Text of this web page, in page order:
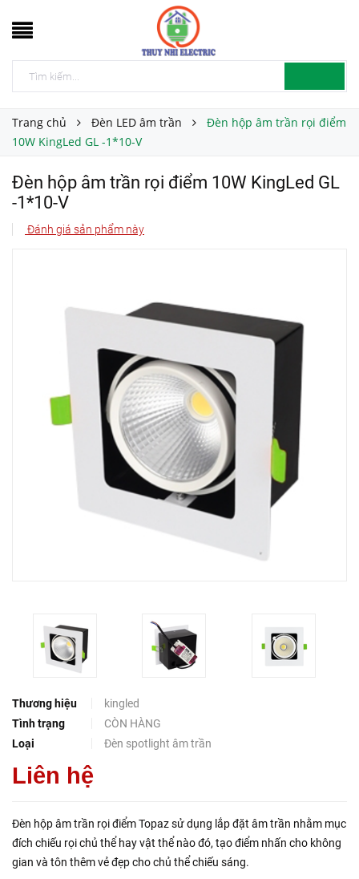
Trang chủ Đèn LED âm trần
Đèn hộp âm trần rọi điểm
10W KingLed GL -1*10-V
Đèn hộp âm trần rọi điểm 10W KingLed GL
-1*10-V
Đánh giá sản phẩm này
Thương hiệu
kingled
Tình trạng
CÒN HÀNG
Loại
Đèn spotlight âm trần
Liên hệ
Đèn hộp âm trần rọi điểm Topaz sử dụng lắp đặt âm trần nhằm mục
đích chiếu rọi chủ thể hay vật thể nào đó, tạo điểm nhấn cho không
gian và tôn thêm vẻ đẹp cho chủ thể chiếu sáng.